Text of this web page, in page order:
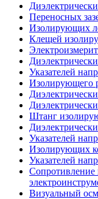
Переносных
Изолирующих
Клещей
Указателей
Изолирующего
Штанг
Указателей
Изолирующих
Указателей
Сопротивление
Визуальный